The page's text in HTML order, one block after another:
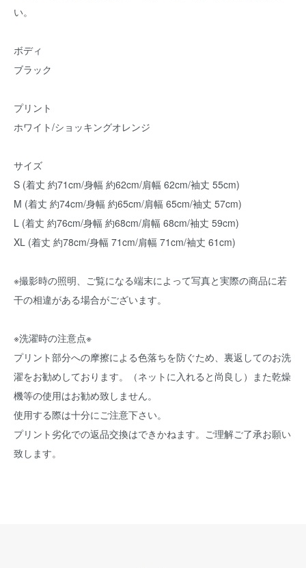
い。
ボディ
ブラック
プリント
ホワイト/ショッキングオレンジ
サイズ
S (着丈 約71cm/身幅 約62cm/肩幅 62cm/袖丈 55cm)
M (着丈 約74cm/身幅 約65cm/肩幅 65cm/袖丈 57cm)
L (着丈 約76cm/身幅 約68cm/肩幅 68cm/袖丈 59cm)
XL (着丈 約78cm/身幅 71cm/肩幅 71cm/袖丈 61cm)
※撮影時の照明、ご覧になる端末によって写真と実際の商品に若
干の相違がある場合がございます。
※洗濯時の注意点※
プリント部分への摩擦による色落ちを防ぐため、裏返してのお洗
濯をお勧めしております。（ネットに入れると尚良し）また乾燥
機等の使用はお勧め致しません。
使用する際は十分にご注意下さい。
プリント劣化での返品交換はできかねます。ご理解ご了承お願い
致します。